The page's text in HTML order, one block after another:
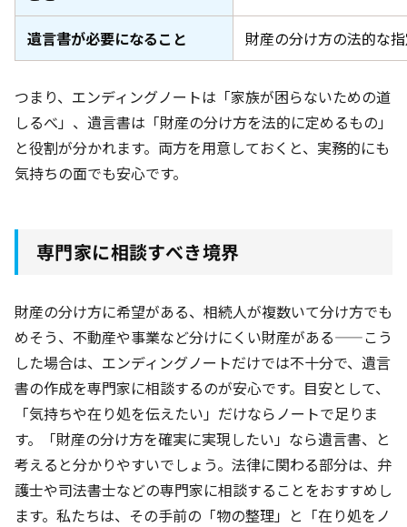
遺言書が必要になること 財産の分け方の法的な
つまり、エンディングノートは「家族が困らないための道
しるべ」、遺言書は「財産の分け方を法的に定めるもの」
と役割が分かれます。両方を用意しておくと、実務的にも
気持ちの面でも安心です。
専門家に相談すべき境界
財産の分け方に希望がある、相続人が複数いて分け方でも
めそう、不動産や事業など分けにくい財産がある——こう
した場合は、エンディングノートだけでは不十分で、遺言
書の作成を専門家に相談するのが安心です。目安として、
「気持ちや在り処を伝えたい」だけならノートで足りま
す。「財産の分け方を確実に実現したい」なら遺言書、と
考えると分かりやすいでしょう。法律に関わる部分は、弁
護士や司法書士などの専門家に相談することをおすすめし
ます。私たちは、その手前の「物の整理」と「在り処をノ